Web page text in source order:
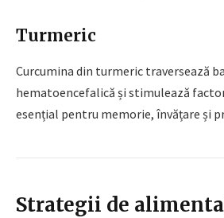
Turmeric
Curcumina din turmeric traversează
hematoencefalică și stimulează
esențial pentru memorie, învățare și
Strategii de